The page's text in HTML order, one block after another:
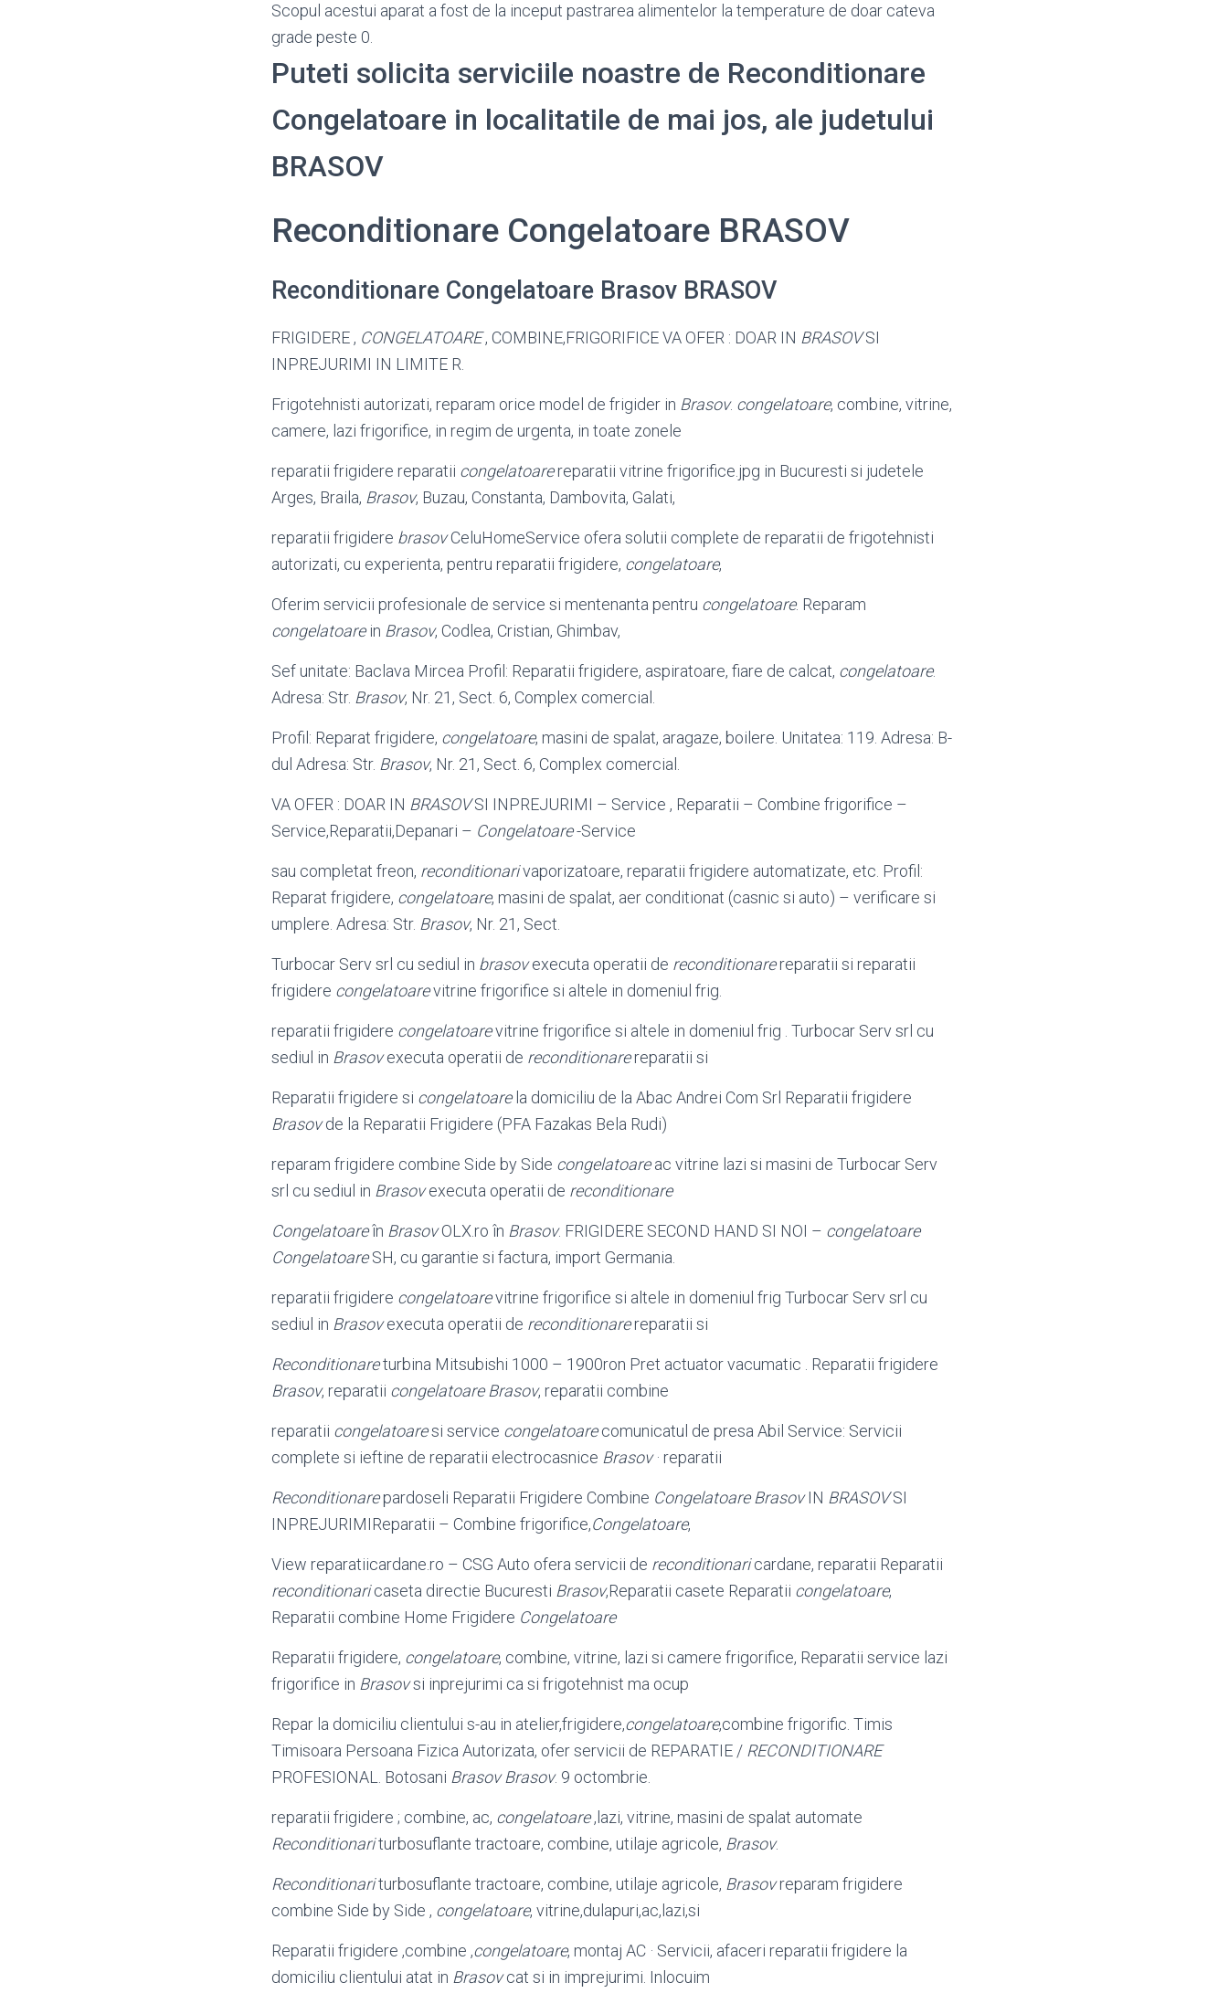
Scopul acestui aparat a fost de la inceput pastrarea alimentelor la temperature de doar cateva
grade peste 0.
Puteti solicita serviciile noastre de Reconditionare
Congelatoare in localitatile de mai jos, ale judetului
BRASOV
Reconditionare Congelatoare BRASOV
Reconditionare Congelatoare Brasov BRASOV
FRIGIDERE , CONGELATOARE, COMBINE,FRIGORIFICE VA OFER : DOAR IN BRASOVSI
INPREJURIMI IN LIMITE R.
Frigotehnisti autorizati, reparam orice model de frigider in Brasov. congelatoare, combine, vitrine,
camere, lazi frigorifice, in regim de urgenta, in toate zonele
reparatii frigidere reparatii congelatoarereparatii vitrine frigorifice.jpg in Bucuresti si judetele
Arges, Braila, Brasov, Buzau, Constanta, Dambovita, Galati,
reparatii frigidere brasovCeluHomeService ofera solutii complete de reparatii de frigotehnisti
autorizati, cu experienta, pentru reparatii frigidere, congelatoare,
Oferim servicii profesionale de service si mentenanta pentru congelatoare. Reparam
congelatoarein Brasov, Codlea, Cristian, Ghimbav,
Sef unitate: Baclava Mircea Profil: Reparatii frigidere, aspiratoare, fiare de calcat, congelatoare.
Adresa: Str. Brasov, Nr. 21, Sect. 6, Complex comercial.
Profil: Reparat frigidere, congelatoare, masini de spalat, aragaze, boilere. Unitatea: 119. Adresa: B-
dul Adresa: Str. Brasov, Nr. 21, Sect. 6, Complex comercial.
VA OFER : DOAR IN BRASOVSI INPREJURIMI – Service , Reparatii – Combine frigorifice –
Service,Reparatii,Depanari – Congelatoare-Service
sau completat freon, reconditionarivaporizatoare, reparatii frigidere automatizate, etc. Profil:
Reparat frigidere, congelatoare, masini de spalat, aer conditionat (casnic si auto) – verificare si
umplere. Adresa: Str. Brasov, Nr. 21, Sect.
Turbocar Serv srl cu sediul in brasovexecuta operatii de reconditionarereparatii si reparatii
frigidere congelatoarevitrine frigorifice si altele in domeniul frig.
reparatii frigidere congelatoarevitrine frigorifice si altele in domeniul frig . Turbocar Serv srl cu
sediul in Brasovexecuta operatii de reconditionarereparatii si
Reparatii frigidere si congelatoarela domiciliu de la Abac Andrei Com Srl Reparatii frigidere
Brasovde la Reparatii Frigidere (PFA Fazakas Bela Rudi)
reparam frigidere combine Side by Side congelatoareac vitrine lazi si masini de Turbocar Serv
srl cu sediul in Brasovexecuta operatii de reconditionare
Congelatoareîn BrasovOLX.ro în Brasov. FRIGIDERE SECOND HAND SI NOI – congelatoare
CongelatoareSH, cu garantie si factura, import Germania.
reparatii frigidere congelatoarevitrine frigorifice si altele in domeniul frig Turbocar Serv srl cu
sediul in Brasovexecuta operatii de reconditionarereparatii si
Reconditionareturbina Mitsubishi 1000 – 1900ron Pret actuator vacumatic . Reparatii frigidere
Brasov, reparatii congelatoare Brasov, reparatii combine
reparatii congelatoaresi service congelatoarecomunicatul de presa Abil Service: Servicii
complete si ieftine de reparatii electrocasnice Brasov· reparatii
Reconditionarepardoseli Reparatii Frigidere Combine Congelatoare BrasovIN BRASOVSI
INPREJURIMIReparatii – Combine frigorifice,Congelatoare,
View reparatiicardane.ro – CSG Auto ofera servicii de reconditionaricardane, reparatii Reparatii
reconditionaricaseta directie Bucuresti Brasov,Reparatii casete Reparatii congelatoare,
Reparatii combine Home Frigidere Congelatoare
Reparatii frigidere, congelatoare, combine, vitrine, lazi si camere frigorifice, Reparatii service lazi
frigorifice in Brasovsi inprejurimi ca si frigotehnist ma ocup
Repar la domiciliu clientului s-au in atelier,frigidere,congelatoare,combine frigorific. Timis
Timisoara Persoana Fizica Autorizata, ofer servicii de REPARATIE / RECONDITIONARE
PROFESIONAL. Botosani Brasov Brasov. 9 octombrie.
reparatii frigidere ; combine, ac, congelatoare,lazi, vitrine, masini de spalat automate
Reconditionariturbosuflante tractoare, combine, utilaje agricole, Brasov.
Reconditionariturbosuflante tractoare, combine, utilaje agricole, Brasovreparam frigidere
combine Side by Side , congelatoare, vitrine,dulapuri,ac,lazi,si
Reparatii frigidere ,combine ,congelatoare, montaj AC · Servicii, afaceri reparatii frigidere la
domiciliu clientului atat in Brasovcat si in imprejurimi. Inlocuim